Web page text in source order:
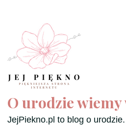
O urodzie wiemy
JejPiekno.pl to blog o